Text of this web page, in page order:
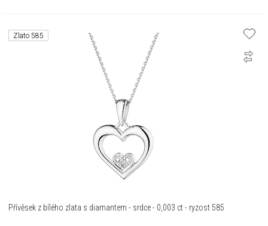
Zlato 585
Přívěsek z bílého zlata s diamantem - srdce - 0,003 ct - ryzost 585